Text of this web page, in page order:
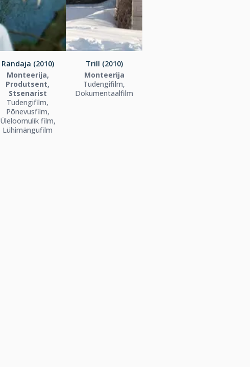
Rändaja (2010)
Monteerija,
Produtsent,
Stsenarist
Tudengifilm,
Põnevusfilm,
Üleloomulik film,
Lühimängufilm
Trill (2010)
Monteerija
Tudengifilm,
Dokumentaalfilm